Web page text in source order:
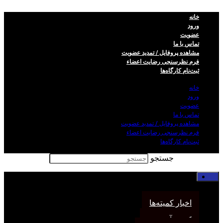
خانه
ورود
عضویت
تماس با ما
مشاهده پروفایل / تمدید عضویت
فرم نظر‌سنجی رضایت اعضاء
ثبت‌نام کارگاه‌ها
خانه
ورود
عضویت
تماس با ما
مشاهده پروفایل / تمدید عضویت
فرم نظر‌سنجی رضایت اعضاء
ثبت‌نام کارگاه‌ها
جستجو
اخبار کمیته‌ها
کمیته آموزش